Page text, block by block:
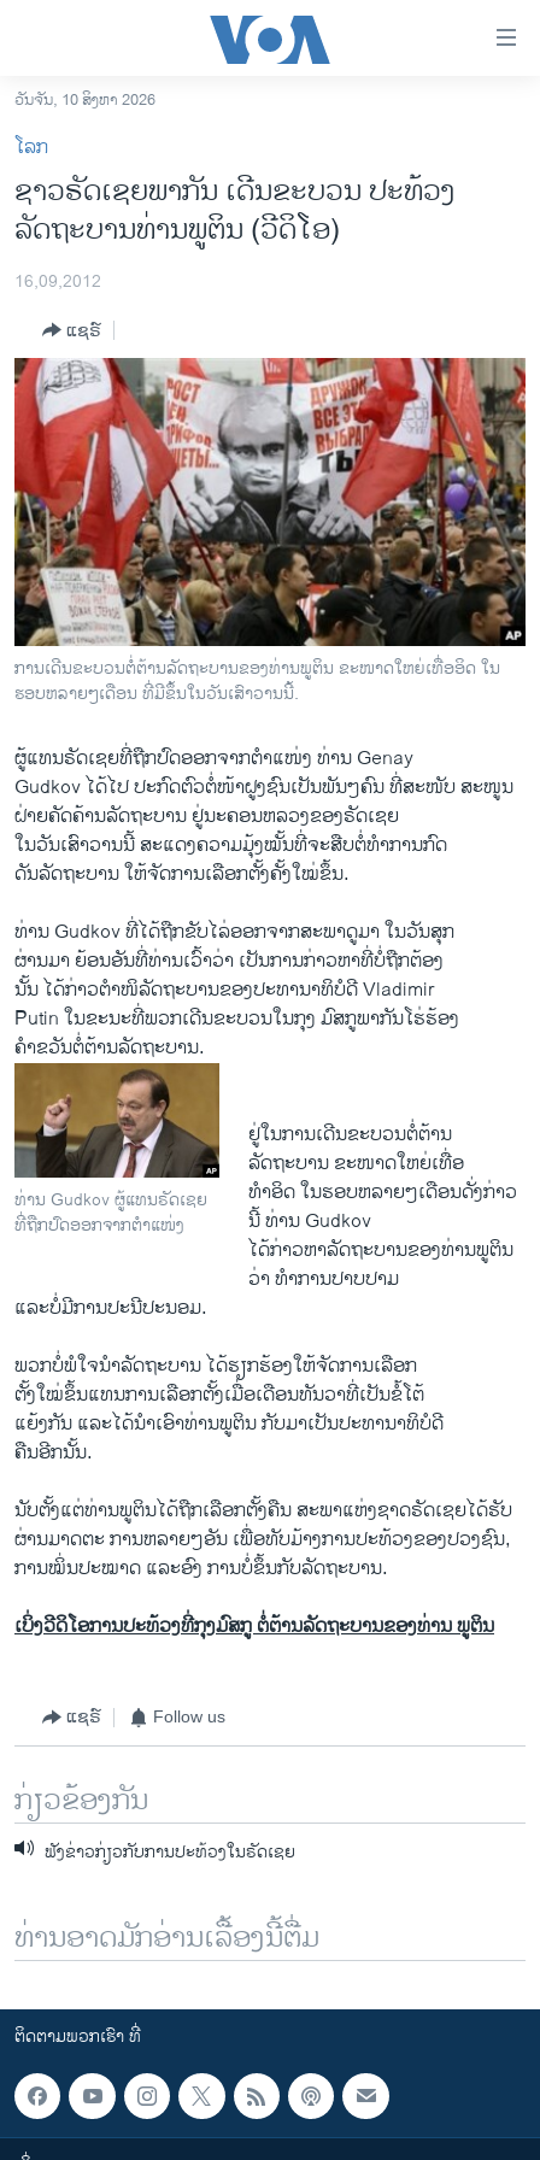
ເຂົ້າ
ຫາ
ຂ້າມ
ຂ້າມ
ຫາ
ອາເມຣິກາ
ການເລືອກຕັ້ງ ປະທານາທີບໍດີ ສະຫະລັດ 2024
ຂ່າວ​ຈີນ
ໂລກ
ເອເຊຍ
ອິດສະຫຼະພາບດ້ານການຂ່າວ
ຊີວິດຊາວລາວ
ຊຸມຊົນຊາວລາວ
ວິທະຍາສາດ-ເທັກໂນໂລຈີ
ທຸລະກິດ
ພາສາອັງກິດ
ວີດີໂອ
ລາຍການກະຈາຍສຽງ
ລາຍງານ
ຕິດຕາມພວກເຮົາ ທີ່
ພາສາຕ່າງໆ
ວັນຈັນ, 10 ສິງຫາ 2026
ໂລກ
ຊາວຣັດເຊຍພາກັນ ເດີນຂະບວນ ປະທ້ວງ
ລັດຖະບານທ່ານພູຕິນ (ວີດິໂອ)
16,09,2012
ແຊຣ໌
ການເດີນຂະບວນຕໍ່ຕ້ານລັດຖະບານຂອງທ່ານພູຕິນ ຂະໜາດໃຫຍ່ເທື່ອອິດ ໃນ
ຮອບຫລາຍໆເດືອນ ທີ່ມີຂຶ້ນໃນວັນເສົາວານນີ້.
ຜູ້ແທນຣັດເຊຍທີ່ຖືກປົດອອກຈາກຕໍາແໜ່ງ ທ່ານ Genay
Gudkov ໄດ້ໄປ ປະກົດຕົວຕໍ່ໜ້າຝູງຊົນເປັນພັນໆຄົນ ທີ່ສະໜັບ ສະໜູນ
ຝ່າຍຄັດຄ້ານລັດຖະບານ ຢູ່ນະຄອນຫລວງຂອງຣັດເຊຍ
ໃນວັນເສົາວານນີ້ ສະແດງຄວາມມຸ້ງໝັ້ນທີ່ຈະສືບຕໍ່ທໍາການກົດ
ດັນລັດຖະບານ ໃຫ້ຈັດການເລືອກຕັ້ງຄັ້ງໃໝ່ຂຶ້ນ.
ທ່ານ Gudkov ທີ່ໄດ້ຖືກຂັບໄລ່ອອກຈາກສະພາດູມາ ໃນວັນສຸກ
ຜ່ານມາ ຍ້ອນອັນທີ່ທ່ານເວົ້າວ່າ ເປັນການກ່າວຫາທີ່ບໍ່ຖືກຕ້ອງ
ນັ້ນ ໄດ້ກ່າວຕໍາໜິລັດຖະບານຂອງປະທານາທິບໍດີ Vladimir
Putin ໃນຂະນະທີ່ພວກເດີນຂະບວນໃນກຸງ ມົສກູພາກັນໂຮ່ຮ້ອງ
ຄໍາຂວັນຕໍ່ຕ້ານລັດຖະບານ.
ທ່ານ Gudkov ຜູ້ແທນຣັດເຊຍ
ທີ່ຖືກປົດອອກຈາກຕໍາແໜ່ງ
ຢູ່ໃນການເດີນຂະບວນຕໍ່ຕ້ານ
ລັດຖະບານ ຂະໜາດໃຫຍ່ເທື່ອ
ທໍາອິດ ໃນຮອບຫລາຍໆເດືອນດັ່ງກ່າວ
ນີ້ ທ່ານ Gudkov
ໄດ້ກ່າວຫາລັດຖະບານຂອງທ່ານພູຕິນ
ວ່າ ທໍາການປາບປາມ
ແລະບໍ່ມີການປະນີປະນອມ.
ພວກບໍ່ພໍໃຈນໍາລັດຖະບານ ໄດ້ຮຽກຮ້ອງໃຫ້ຈັດການເລືອກ
ຕັ້ງໃໝ່ຂຶ້ນແທນການເລືອກຕັ້ງເມື່ອເດືອນທັນວາທີ່ເປັນຂໍ້ໂຕ້
ແຍ້ງກັນ ແລະໄດ້ນໍາເອົາທ່ານພູຕິນ ກັບມາເປັນປະທານາທິບໍດີ
ຄືນອີກນັ້ນ.
ນັບຕັ້ງແຕ່ທ່ານພູຕິນໄດ້ຖືກເລືອກຕັ້ງຄືນ ສະພາແຫ່ງຊາດຣັດເຊຍໄດ້ຮັບ
ຜ່ານມາດຕະ ການຫລາຍໆອັນ ເພື່ອທັບມ້າງການປະທ້ວງຂອງປວງຊົນ,
ການໝິ່ນປະໝາດ ແລະອົງ ການບໍ່ຂຶ້ນກັບລັດຖະບານ.
ເບິ່ງວີດິໂອການປະທ້ວງທີ່ກຸງມົສກູ ຕໍ່ຕ້ານລັດຖະບານຂອງທ່ານ ພູຕິນ
ແຊຣ໌ Follow us
ກ່ຽວຂ້ອງກັນ
ຟັງຂ່າວກ່ຽວກັບການປະທ້ວງໃນຣັດເຊຍ
ທ່ານອາດມັກອ່ານເລື້ອງນີ້ຕື່ມ
ຕິດຕາມພວກເຮົາ ທີ່